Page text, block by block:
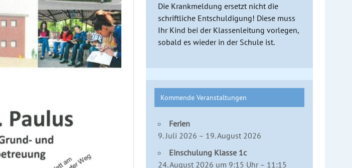
Die Krankmeldung ersetzt nicht die
schriftliche Entschuldigung! Diese muss
Ihr Kind bei der Klassenleitung vorlegen,
sobald es wieder in der Schule ist.
Kommende Veranstaltungen
Ferien
9. Juli 2026 – 19. August 2026
Einschulung Klasse 1c
24. August 2026 um 9:15 Uhr – 11:15